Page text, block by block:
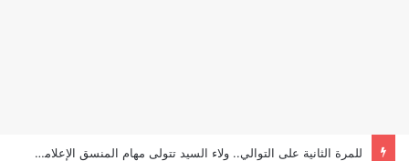
للمرة الثانية على التوالي.. ولاء السيد تتولى مهام المنسق الإعلامي لمهرجان “الأفضل بين الأفضل” في دورته الخامسة